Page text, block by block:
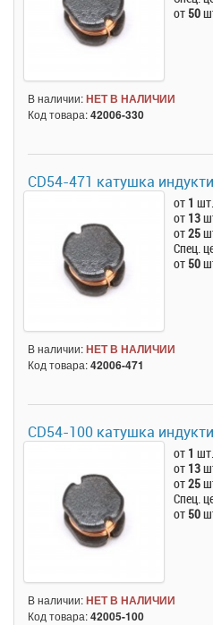
от 50
В наличии:НЕТ В НАЛИЧИИ
Код товара:42006-330
CD54-471 катушка
от 1 шт.
от 13
от25
Спец.
от 50
В наличии:НЕТ В НАЛИЧИИ
Код товара:42006-471
CD54-100 катушка
от 1 шт.
от 13
от25
Спец.
от 50
В наличии:НЕТ В НАЛИЧИИ
Код товара:42005-100